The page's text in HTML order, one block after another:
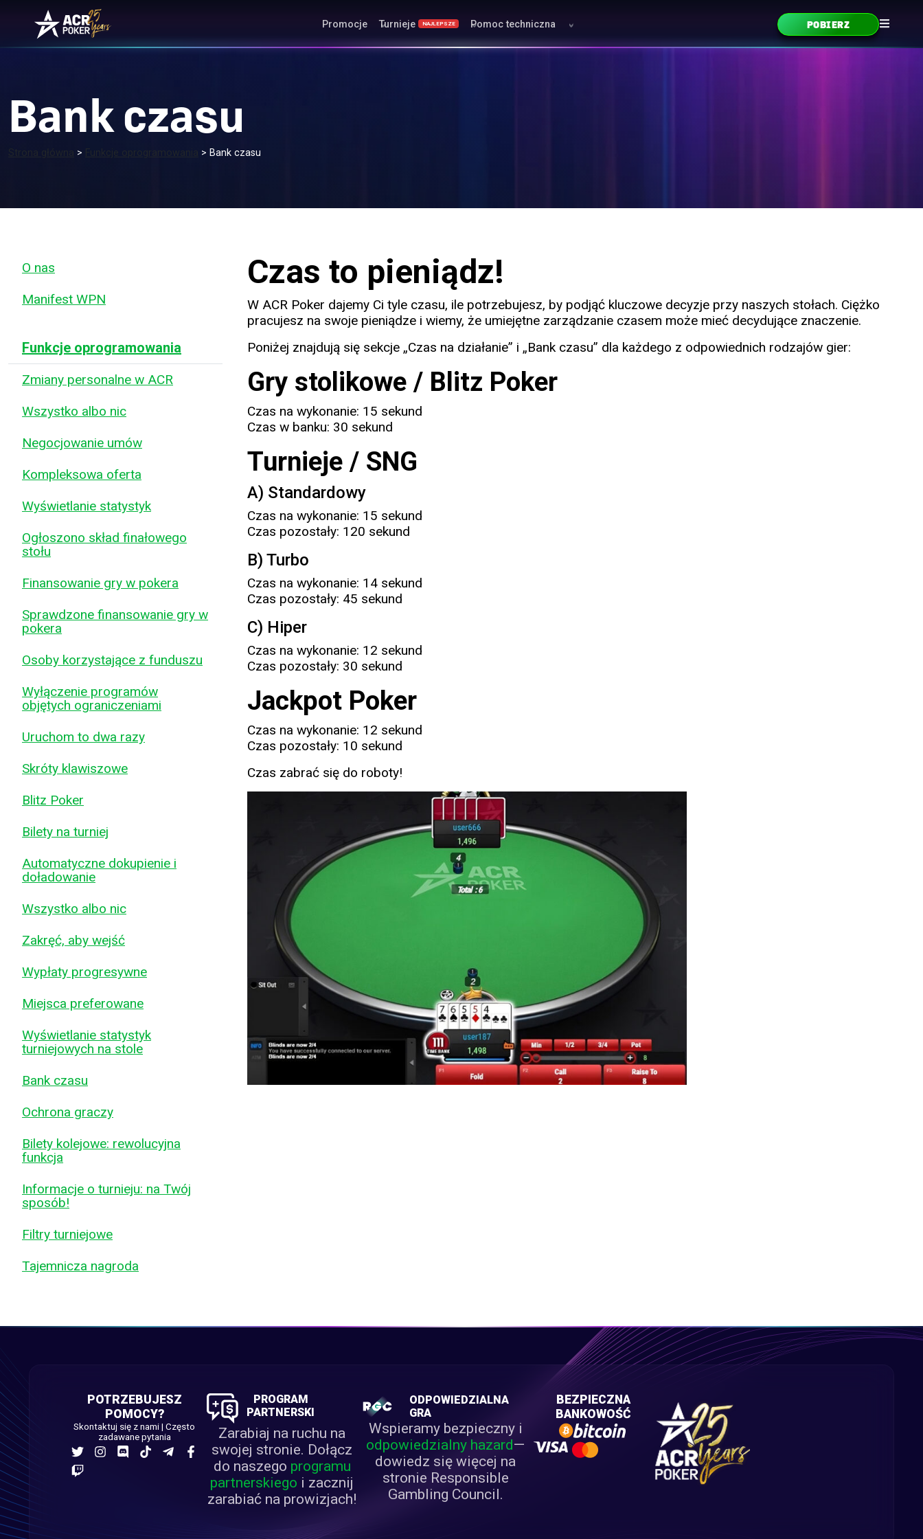
Przejdź do treści
Główne menu Promocje Turnieje NAJLEPSZE Pomoc techniczna POBIERZ
Bank czasu
> > Bank czasu
Czas to pieniądz!
W ACR Poker dajemy Ci tyle czasu, ile potrzebujesz, by podjąć kluczowe decyzje przy naszych stołach. Ciężko
pracujesz na swoje pieniądze i wiemy, że umiejętne zarządzanie czasem może mieć decydujące znaczenie.
Poniżej znajdują się sekcje „Czas na działanie” i „Bank czasu” dla każdego z odpowiednich rodzajów gier:
Gry stolikowe / Blitz Poker
Czas na wykonanie: 15 sekund
Czas w banku: 30 sekund
Turnieje / SNG
A) Standardowy
Czas na wykonanie: 15 sekund
Czas pozostały: 120 sekund
B) Turbo
Czas na wykonanie: 14 sekund
Czas pozostały: 45 sekund
C) Hiper
Czas na wykonanie: 12 sekund
Czas pozostały: 30 sekund
Jackpot Poker
Czas na wykonanie: 12 sekund
Czas pozostały: 10 sekund
Czas zabrać się do roboty!
O nas
Manifest WPN
Funkcje oprogramowania
Zmiany personalne w ACR
Wszystko albo nic
Negocjowanie umów
Kompleksowa oferta
Wyświetlanie statystyk
Ogłoszono skład finałowego
stołu
Finansowanie gry w pokera
Sprawdzone finansowanie gry w
pokera
Osoby korzystające z funduszu
Wyłączenie programów
objętych ograniczeniami
Uruchom to dwa razy
Skróty klawiszowe
Blitz Poker
Bilety na turniej
Automatyczne dokupienie i
doładowanie
Wszystko albo nic
Zakręć, aby wejść
Wypłaty progresywne
Miejsca preferowane
Wyświetlanie statystyk
turniejowych na stole
Bank czasu
Ochrona graczy
Bilety kolejowe: rewolucyjna
funkcja
Informacje o turnieju: na Twój
sposób!
Filtry turniejowe
Tajemnicza nagroda
POTRZEBUJESZ
POMOCY?
Skontaktuj się z nami |Często
zadawane pytania
PROGRAM
PARTNERSKI
Zarabiaj na ruchu na
swojej stronie. Dołącz
do naszego programu
partnerskiego i zacznij
zarabiać na prowizjach!
ODPOWIEDZIALNA
GRA
Wspieramy bezpieczny i
odpowiedzialny hazard—
dowiedz się więcej na
stronie Responsible
Gambling Council.
BEZPIECZNA
BANKOWOŚĆ